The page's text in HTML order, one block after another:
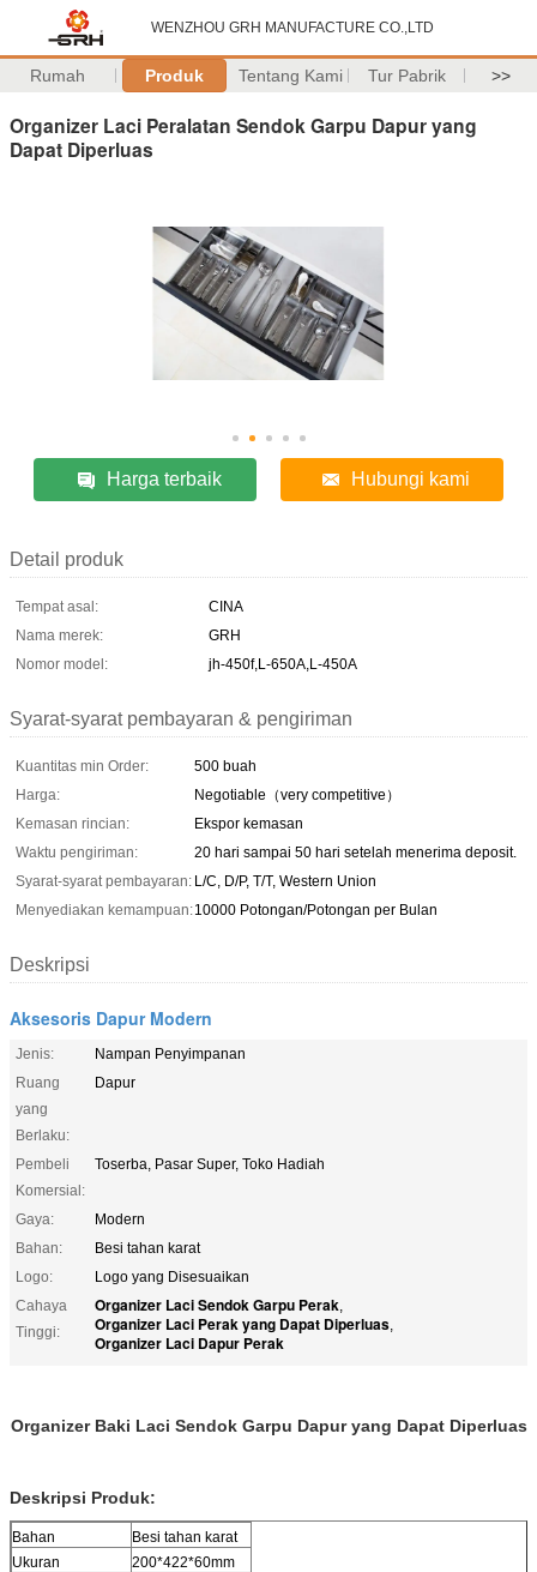
WENZHOU GRH MANUFACTURE CO.,LTD
Rumah Produk Tentang Kami Tur Pabrik >>
Organizer Laci Peralatan Sendok Garpu Dapur yang
Dapat Diperluas
Harga terbaik Hubungi kami
Detail produk
Tempat asal:
CINA
Nama merek:
GRH
Nomor model:
jh-450f,L-650A,L-450A
Syarat-syarat pembayaran & pengiriman
Kuantitas min Order:
500 buah
Harga:
Negotiable（very competitive）
Kemasan rincian:
Ekspor kemasan
Waktu pengiriman:
20 hari sampai 50 hari setelah menerima deposit.
Syarat-syarat pembayaran: L/C, D/P, T/T, Western Union
Menyediakan kemampuan:10000 Potongan/Potongan per Bulan
Deskripsi
Aksesoris Dapur Modern
Jenis:
Nampan Penyimpanan
Ruang
yang
Berlaku:
Dapur
Pembeli
Komersial:
Toserba, Pasar Super, Toko Hadiah
Gaya:
Modern
Bahan:
Besi tahan karat
Logo:
Logo yang Disesuaikan
Cahaya
Tinggi:
Organizer Laci Sendok Garpu Perak,
Organizer Laci Perak yang Dapat Diperluas,
Organizer Laci Dapur Perak
Organizer Baki Laci Sendok Garpu Dapur yang Dapat Diperluas
Deskripsi Produk:
Bahan
Besi tahan karat
Ukuran
200*422*60mm